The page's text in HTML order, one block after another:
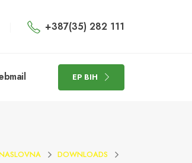
+387(35) 282 111
EP BIH
DOWNLOADS